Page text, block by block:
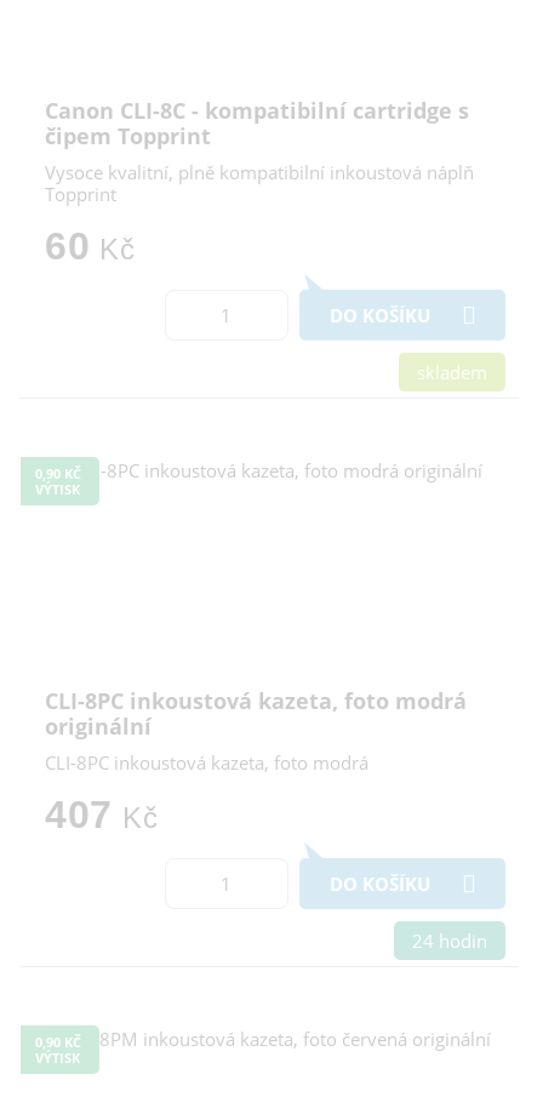
Canon CLI-8C - kompatibilní cartridge s
čipem Topprint
Vysoce kvalitní, plně kompatibilní inkoustová náplň
Topprint
60 Kč
DO KOŠÍKU
skladem
0,90 KČ
VÝTISK
CLI-8PC inkoustová kazeta, foto modrá
originální
CLI-8PC inkoustová kazeta, foto modrá
407 Kč
DO KOŠÍKU
24 hodin
0,90 KČ
VÝTISK